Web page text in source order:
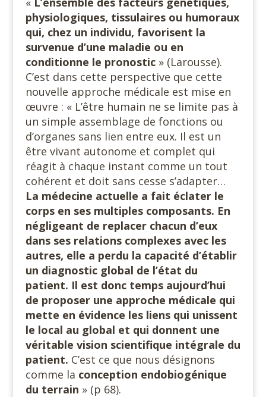
physiologiques, tissulaires ou humoraux
qui, chez un individu, favorisent la
survenue d’une maladie ou en
conditionne le pronostic » (Larousse).
C’est dans cette perspective que cette
nouvelle approche médicale est mise en
œuvre : « L’être humain ne se limite pas à
un simple assemblage de fonctions ou
d’organes sans lien entre eux. Il est un
être vivant autonome et complet qui
réagit à chaque instant comme un tout
cohérent et doit sans cesse s’adapter…
La médecine actuelle a fait éclater le
corps en ses multiples composants. En
négligeant de replacer chacun d’eux
dans ses relations complexes avec les
autres, elle a perdu la capacité d’établir
un diagnostic global de l’état du
patient. Il est donc temps aujourd’hui
de proposer une approche médicale qui
mette en évidence les liens qui unissent
le local au global et qui donnent une
véritable vision scientifique intégrale du
patient. C’est ce que nous désignons
comme la conception endobiogénique
du terrain » (p 68).